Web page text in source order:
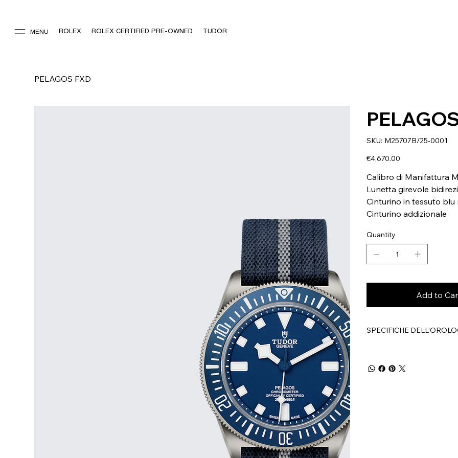
MENU ROLEX ROLEX CERTIFIED PRE-OWNED TUDOR
PELAGOS FXD
SKU: SKU
M25707B/25-
M25707B/25-0001
Price
€4,670.00
Calibro di Manifattura
Lunetta girevole
Cinturino in tessuto blu
Cinturino addizionale
Quantity
Add to
SPECIFICHE